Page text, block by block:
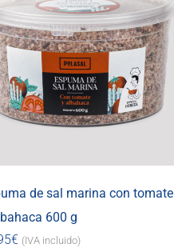
de sal marina con tomate
600 g
€ (IVA incluido)